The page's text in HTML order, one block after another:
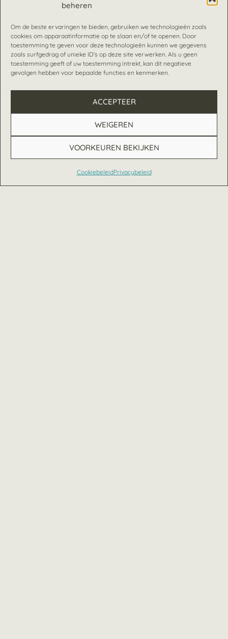
beheren
Om de beste ervaringen te bieden, gebruiken we technologieën zoals
cookies om apparaatinformatie op te slaan en/of te openen. Door
toestemming te geven voor deze technologieën kunnen we gegevens
zoals surfgedrag of unieke ID's op deze site verwerken. Als u geen
toestemming geeft of uw toestemming intrekt, kan dit negatieve
gevolgen hebben voor bepaalde functies en kenmerken.
ACCEPTEER
WEIGEREN
VOORKEUREN BEKIJKEN
CookiebeleidPrivacybeleidNederlands